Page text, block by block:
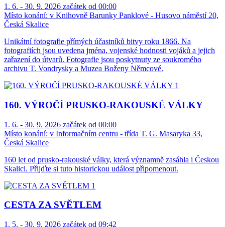
1. 6. - 30. 9. 2026 začátek od 00:00
Místo konání: v Knihovně Barunky Panklové - Husovo náměstí 20,
Česká Skalice
Unikátní fotografie přímých účastníků bitvy roku 1866. Na
fotografiích jsou uvedena jména, vojenské hodnosti vojáků a jejich
zařazení do útvarů. Fotografie jsou poskytnuty ze soukromého
archivu T. Vondrysky a Muzea Boženy Němcové.
160. VÝROČÍ PRUSKO-RAKOUSKÉ VÁLKY
1. 6. - 30. 9. 2026 začátek od 00:00
Místo konání: v Informačním centru - třída T. G. Masaryka 33,
Česká Skalice
160 let od prusko-rakouské války, která významně zasáhla i Českou
Skalici. Přijďte si tuto historickou událost připomenout.
CESTA ZA SVĚTLEM
1. 5. - 30. 9. 2026 začátek od 09:42